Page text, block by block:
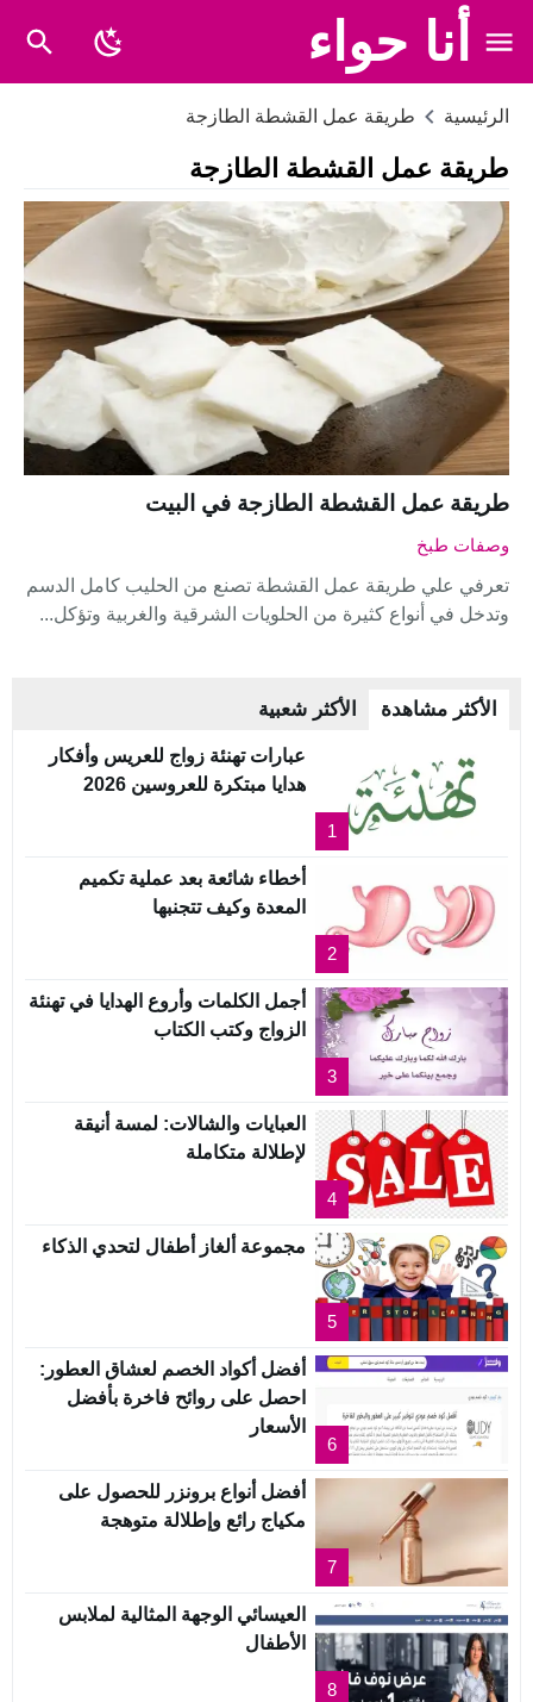
أنا حواء
الرئيسية طريقة عمل القشطة الطازجة
طريقة عمل القشطة الطازجة
طريقة عمل القشطة الطازجة في البيت
وصفات طبخ
تعرفي علي طريقة عمل القشطة تصنع من الحليب كامل الدسم
وتدخل في أنواع كثيرة من الحلويات الشرقية والغربية وتؤكل...
الأكثر مشاهدة الأكثر شعبية
1
عبارات تهنئة زواج للعريس وأفكار
هدايا مبتكرة للعروسين 2026
2
أخطاء شائعة بعد عملية تكميم
المعدة وكيف تتجنبها
3
أجمل الكلمات وأروع الهدايا في تهنئة
الزواج وكتب الكتاب
4
العبايات والشالات: لمسة أنيقة
لإطلالة متكاملة
5
مجموعة ألغاز أطفال لتحدي الذكاء
6
أفضل أكواد الخصم لعشاق العطور:
احصل على روائح فاخرة بأفضل
الأسعار
7
أفضل أنواع برونزر للحصول على
مكياج رائع وإطلالة متوهجة
8
العيسائي الوجهة المثالية لملابس
الأطفال